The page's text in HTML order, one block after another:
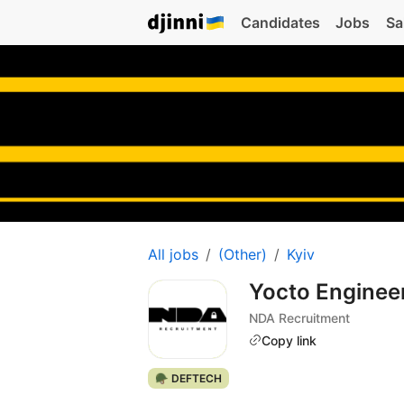
Candidates Jobs
All jobs (Other) Kyiv
Yocto
NDA Recruitment
Copy link
🪖 DEFTECH